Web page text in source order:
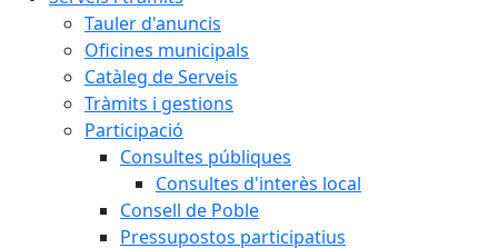
Tauler d'anuncis
Oficines municipals
Catàleg de Serveis
Tràmits i gestions
Participació
Consultes públiques
Consultes d'interès local
Consell de Poble
Pressupostos participatius